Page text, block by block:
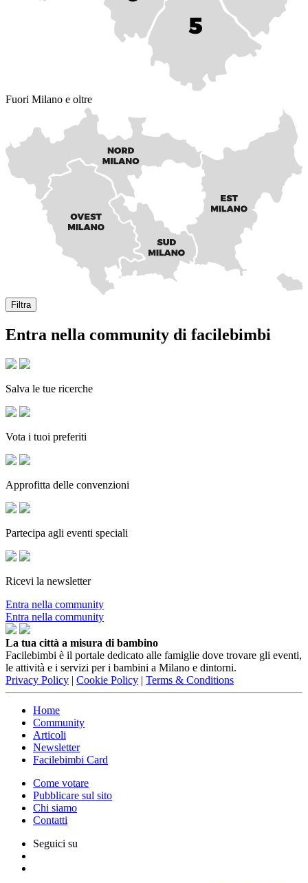
Fuori Milano e oltre
Filtra
Entra nella community di facilebimbi
Salva le tue ricerche
Vota i tuoi preferiti
Approfitta delle convenzioni
Partecipa agli eventi speciali
Ricevi la newsletter
Entra nella community
Entra nella community
La tua città a misura di bambino
Facilebimbi è il portale dedicato alle famiglie dove trovare gli eventi,
le attività e i servizi per i bambini a Milano e dintorni.
Privacy Policy | Cookie Policy | Terms & Conditions
Home
Community
Articoli
Newsletter
Facilebimbi Card
Come votare
Pubblicare sul sito
Chi siamo
Contatti
Seguici su